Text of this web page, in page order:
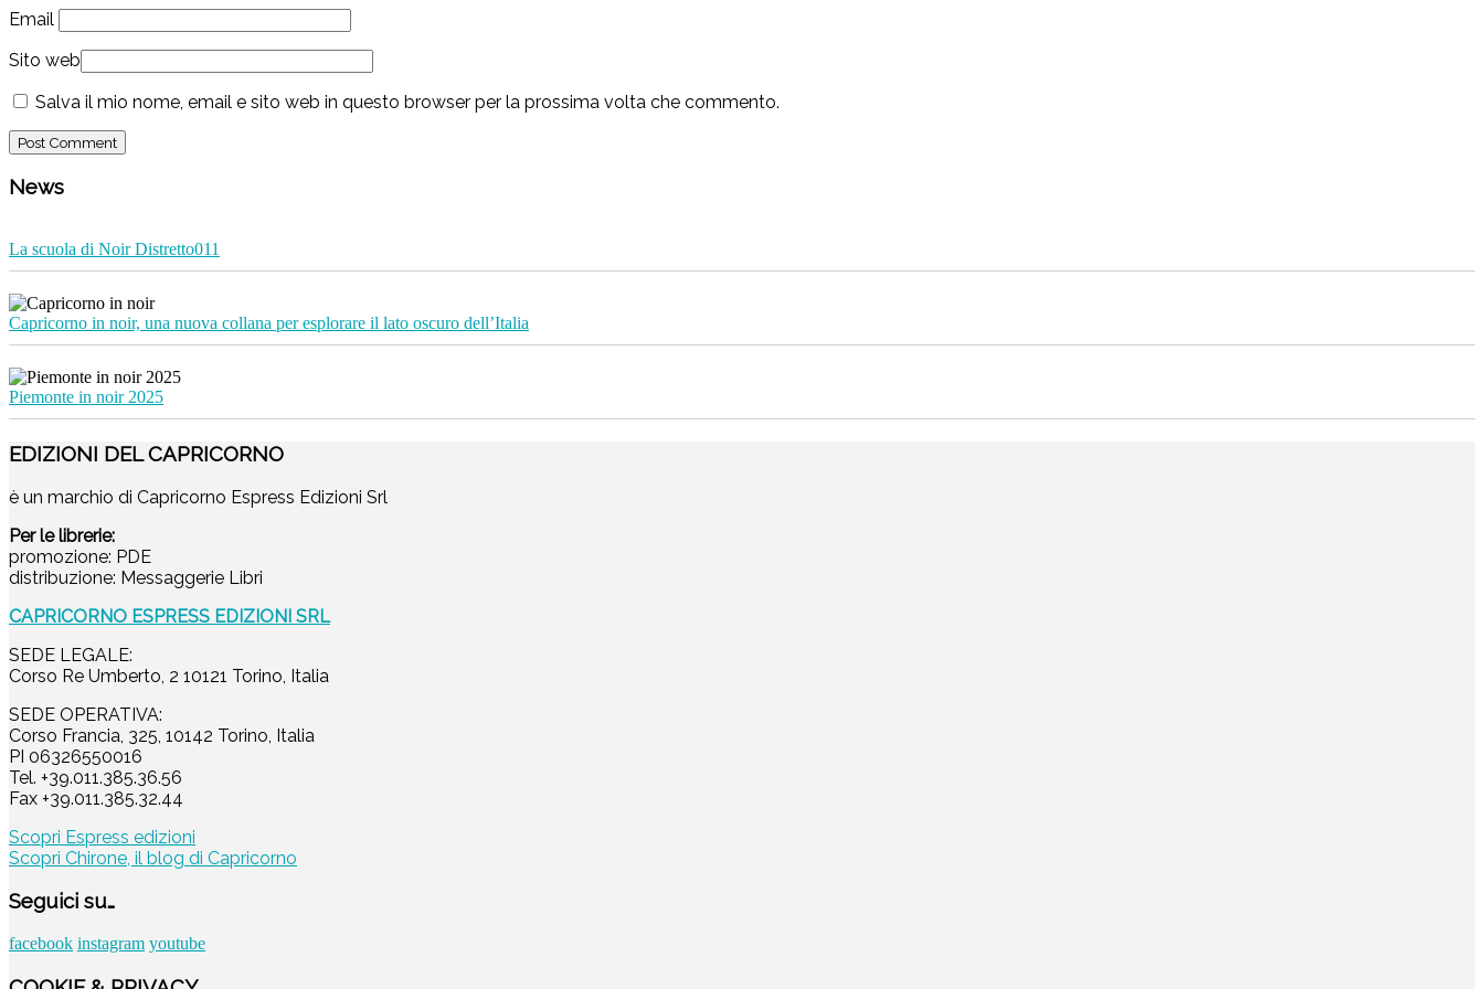
Email
Sito web
Salva il mio nome, email e sito web in questo browser per la prossima volta che commento.
News
La scuola di Noir Distretto011
Capricorno in noir, una nuova collana per esplorare il lato oscuro dell’Italia
Piemonte in noir 2025
EDIZIONI DEL CAPRICORNO
è un marchio di Capricorno Espress Edizioni Srl
Per le librerie:
promozione: PDE
distribuzione: Messaggerie Libri
CAPRICORNO ESPRESS EDIZIONI SRL
SEDE LEGALE:
Corso Re Umberto, 2 10121 Torino, Italia
SEDE OPERATIVA:
Corso Francia, 325, 10142 Torino, Italia
PI 06326550016
Tel. +39.011.385.36.56
Fax +39.011.385.32.44
Scopri Espress edizioni
Scopri Chirone, il blog di Capricorno
Seguici su…
facebook instagram youtube